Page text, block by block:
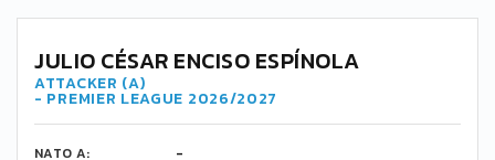
JULIO CÉSAR ENCISO ESPÍNOLA
ATTACKER (A)
- PREMIER LEAGUE 2026/2027
NATO A:
-